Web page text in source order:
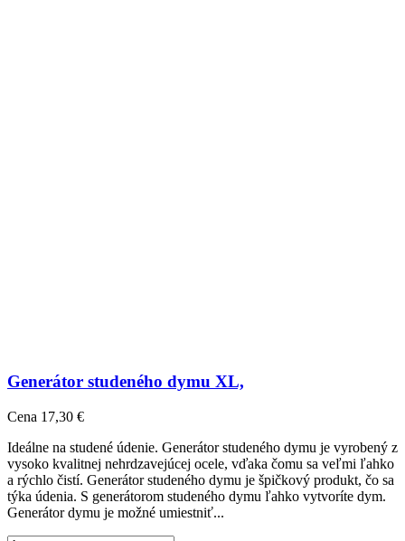
Generátor studeného dymu XL,
Cena 17,30 €
Ideálne na studené údenie. Generátor studeného dymu je vyrobený z
vysoko kvalitnej nehrdzavejúcej ocele, vďaka čomu sa veľmi ľahko
a rýchlo čistí. Generátor studeného dymu je špičkový produkt, čo sa
týka údenia. S generátorom studeného dymu ľahko vytvoríte dym.
Generátor dymu je možné umiestniť...